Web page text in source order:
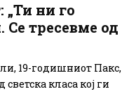
„Ти ни го
тресевме од
19-годишниот Пакс,
светска класа кој ги